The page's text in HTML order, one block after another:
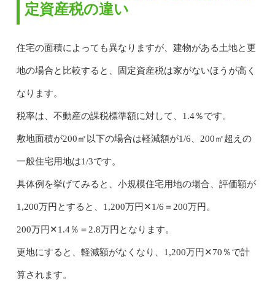
定資産税の違い
住宅の面積によっても異なりますが、建物がある土地と更
地の場合と比較すると、固定資産税は家がないほうが高く
なります。
税率は、不動産の課税標準額に対して、1.4％です。
敷地面積が200㎡以下の場合は軽減額が1/6、200㎡超えの
一般住宅用地は1/3です。
具体例を挙げてみると、小規模住宅用地の場合、評価額が
1,200万円とすると、1,200万円✕1/6＝200万円。
200万円✕1.4％＝2.8万円となります。
更地にすると、軽減額がなくなり、1,200万円✕70％で計
算されます。